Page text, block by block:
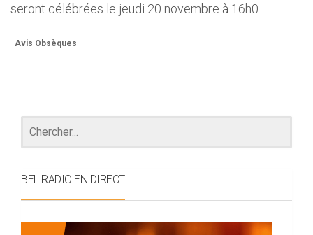
seront célébrées le jeudi 20 novembre à 16h0
Avis Obsèques
BEL RADIO EN DIRECT